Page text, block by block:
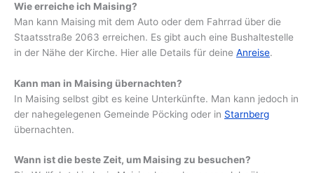
Wie erreiche ich Maising?
Man kann Maising mit dem Auto oder dem Fahrrad über die
Staatsstraße 2063 erreichen. Es gibt auch eine Bushaltestelle
in der Nähe der Kirche. Hier alle Details für deine Anreise.
Kann man in Maising übernachten?
In Maising selbst gibt es keine Unterkünfte. Man kann jedoch in
der nahegelegenen Gemeinde Pöcking oder in Starnberg
übernachten.
Wann ist die beste Zeit, um Maising zu besuchen?